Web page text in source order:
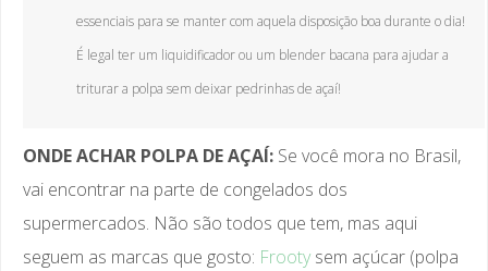
essenciais para se manter com aquela disposição boa durante o dia!
É legal ter um liquidificador ou um blender bacana para ajudar a
triturar a polpa sem deixar pedrinhas de açaí!
ONDE ACHAR POLPA DE AÇAÍ: Se você mora no Brasil,
vai encontrar na parte de congelados dos
supermercados. Não são todos que tem, mas aqui
seguem as marcas que gosto: Frooty sem açúcar (polpa